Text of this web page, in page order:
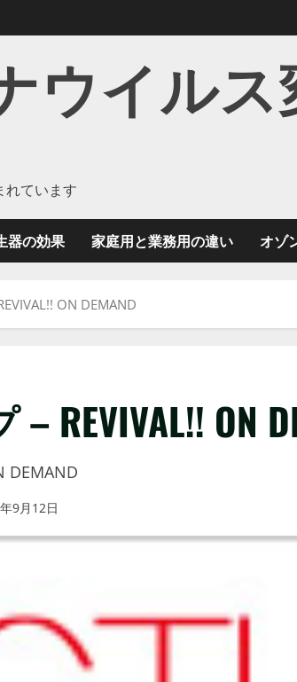
ウイルス
れています
器の効果 家庭用と業務用の違い オゾ
ON DEMAND
REVIVAL!! ON
DEMAND
9月12日